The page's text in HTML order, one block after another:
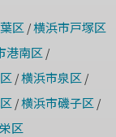
区 /横浜市戸塚区
港南区 /
/横浜市泉区 /
/横浜市磯子区 /
区